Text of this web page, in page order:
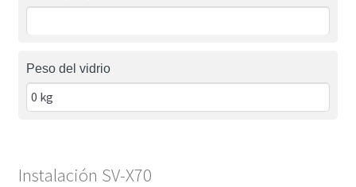
Peso del vidrio
Instalación SV-X70